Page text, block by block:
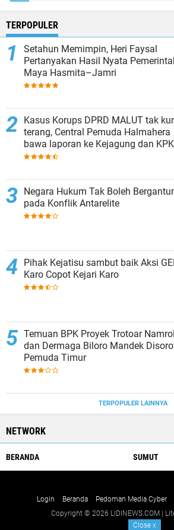
TERPOPULER
Setahun Memimpin, Heri Faysal
Pertanyakan Hasil Nyata
Maya Hasmita–Jamri
Kasus Korups DPRD MALUT tak
terang, Central Pemuda Halmahera
bawa laporan ke Kejagung dan KPK
Negara Hukum Tak Boleh
pada Konflik Antarelite
Pihak Kejatisu sambut baik Aksi
Karo Copot Kejari Karo
Temuan BPK Proyek Trotoar
dan Dermaga Biloro Mandek
Pemuda Timur
TERPOPULER LAINNYA
NETWORK
BERANDA SUMUT
Login Beranda Pedoman Media Cyber
Copyright © 2026 LIDINEWS.COM |
Close x